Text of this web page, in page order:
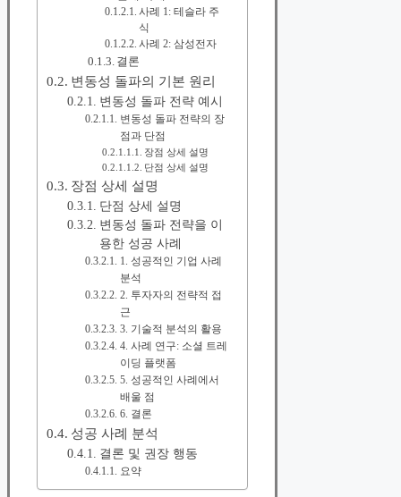
사례 1: 테슬라 주
식
사례 2: 삼성전자
결론
변동성 돌파의 기본 원리
변동성 돌파 전략 예시
변동성 돌파 전략의 장
점과 단점
장점 상세 설명
단점 상세 설명
장점 상세 설명
단점 상세 설명
변동성 돌파 전략을 이
용한 성공 사례
1. 성공적인 기업 사례
분석
2. 투자자의 전략적 접
근
3. 기술적 분석의 활용
4. 사례 연구: 소셜 트레
이딩 플랫폼
5. 성공적인 사례에서
배울 점
6. 결론
성공 사례 분석
결론 및 권장 행동
요약